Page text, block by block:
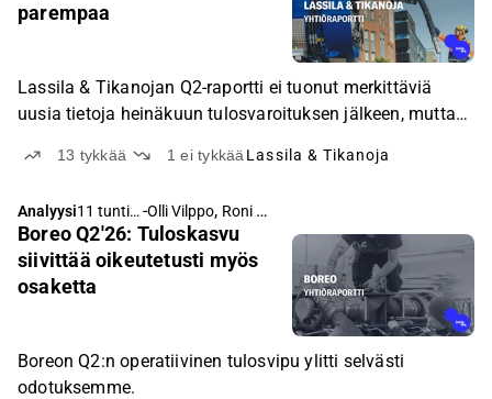
parempaa
Lassila & Tikanojan Q2-raportti ei tuonut merkittäviä
uusia tietoja heinäkuun tulosvaroituksen jälkeen, mutta
potentiaalinen yritysostokohde.
13 tykkää 1ei tykkääLassila & Tikanoja
Analyysi11 tuntia
sitten
-Olli Vilppo, Roni Peuranheimo
Boreo Q2'26: Tuloskasvu
siivittää oikeutetusti myös
osaketta
Boreon Q2:n operatiivinen tulosvipu ylitti selvästi
odotuksemme.